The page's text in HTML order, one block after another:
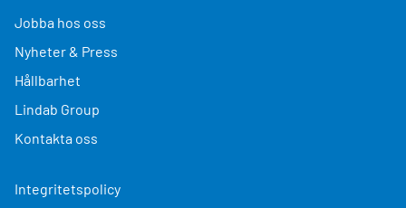
Jobba hos oss
Nyheter & Press
Hållbarhet
Lindab Group
Kontakta oss
Integritetspolicy